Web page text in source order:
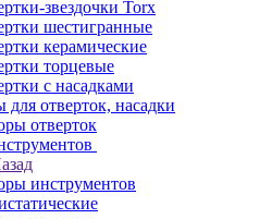
звездочки Torx
шестигранные
керамические
торцевые
с насадками
для отверток, насадки
отверток
инструментов